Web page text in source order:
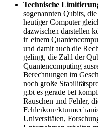
Technische
sogenannten Qubits,
heutiger Computer
dazwischen darstellen
in einem
und damit auch die
gelingt, die Zahl der
Quantencomputing
Berechnungen im
noch große
gibt es gerade bei
Rauschen und Fehler,
Universitäten,